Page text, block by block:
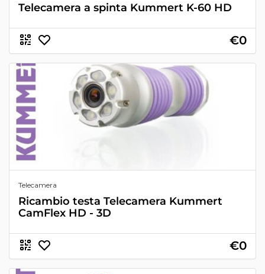
Telecamera a spinta Kummert K-60 HD
€0
Telecamera
Ricambio testa Telecamera Kummert
CamFlex HD - 3D
€0